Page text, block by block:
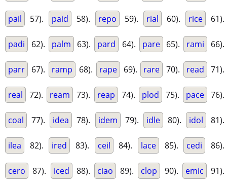
pail 57). paid 58). repo 59). rial 60). rice 61).
padi 62). palm 63). pard 64). pare 65). rami 66).
parr 67). ramp 68). rape 69). rare 70). read 71).
real 72). ream 73). reap 74). plod 75). pace 76).
coal 77). idea 78). idem 79). idle 80). idol 81).
ilea 82). ired 83). ceil 84). lace 85). cedi 86).
cero 87). iced 88). ciao 89). clop 90). emic 91).